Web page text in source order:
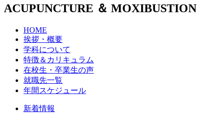
ACUPUNCTURE ＆ MOXIBUSTION
HOME
挨拶・概要
学科について
特徴＆カリキュラム
在校生・卒業生の声
就職先一覧
年間スケジュール
新着情報